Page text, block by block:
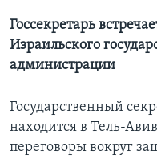
Языки
Госсекретарь
Израильского
администрации
Государственный
находится в Тель-
переговоры вокруг